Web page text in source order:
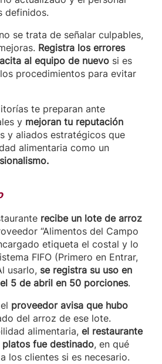
definidos.
se trata de señalar culpables,
Registra los errores
al equipo de nuevo si es
procedimientos para evitar
te preparan ante
y mejoran tu reputación
y aliados estratégicos que
alimentaria como un
recibe un lote de arroz
“Alimentos del Campo
etiqueta el costal y lo
FIFO (Primero en Entrar,
usarlo, se registra su uso en
5 de abril en 50 porciones.
proveedor avisa que hubo
del arroz de ese lote.
alimentaria, el restaurante
fue destinado, en qué
los clientes si es necesario.